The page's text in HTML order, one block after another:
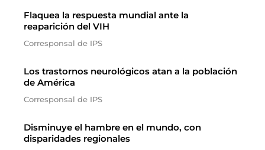
Flaquea la respuesta mundial ante la
reaparición del VIH
Corresponsal de IPS
Los trastornos neurológicos atan a la población
de América
Corresponsal de IPS
Disminuye el hambre en el mundo, con
disparidades regionales